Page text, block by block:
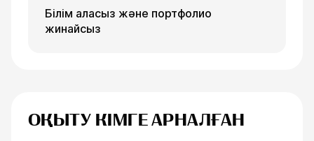
Білім аласыз және портфолио
жинайсыз
ОҚЫТУ КІМГЕ АРНАЛҒАН